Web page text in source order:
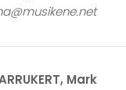
Mark